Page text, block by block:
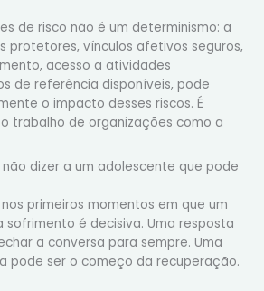
de risco não é um determinismo: a
protetores, vínculos afetivos seguros,
acesso a atividades
de referência disponíveis, pode
o impacto desses riscos. É
trabalho de organizações como a
dizer a um adolescente que pode
primeiros momentos em que um
sofrimento é decisiva. Uma resposta
a conversa para sempre. Uma
pode ser o começo da recuperação.